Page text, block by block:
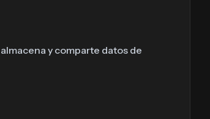
y comparte datos de